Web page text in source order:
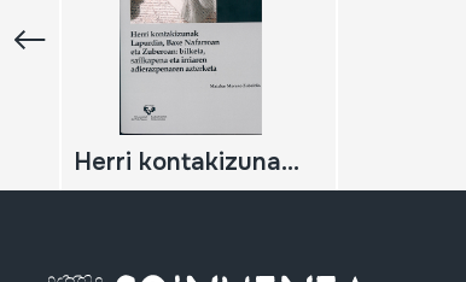
Herri kontakizunak Lapurdin, Baxe Nafarroan eta Zuberoan: bilketa, sailkapena eta irriaren adierazpenaren azterketa